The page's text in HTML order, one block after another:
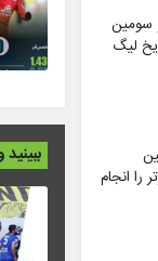
سومین
لیگ
را انجام